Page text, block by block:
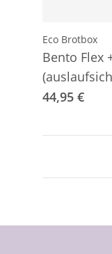
Eco Brotbox
Bento Flex
44,95 €